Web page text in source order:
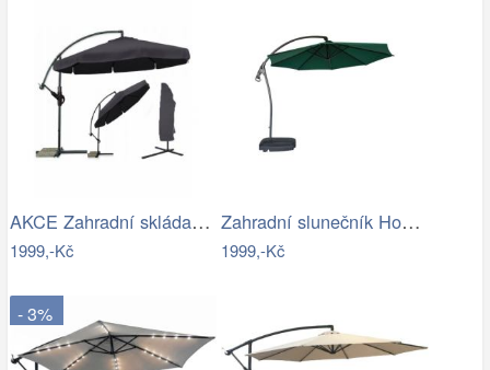
AKCE Zahradní skládací slunečník LEVI…
1999,-Kč
Zahradní slunečník Houseland Vortexa…
1999,-Kč
- 3%